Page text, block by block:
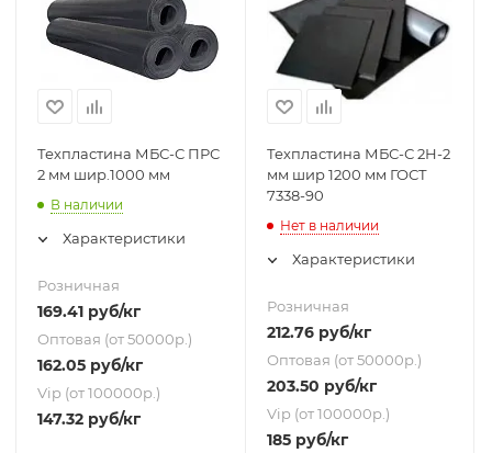
Техпластина МБС-С ПРС
2 мм шир.1000 мм
В наличии
Характеристики
Розничная
169.41 руб/кг
Оптовая (от 50000р.)
162.05 руб/кг
Vip (от 100000р.)
147.32 руб/кг
Техпластина МБС-С 2Н-2
мм шир 1200 мм ГОСТ
7338-90
Нет в наличии
Характеристики
Розничная
212.76руб/кг
Оптовая (от 50000р.)
203.50 руб/кг
Vip (от 100000р.)
185руб/кг